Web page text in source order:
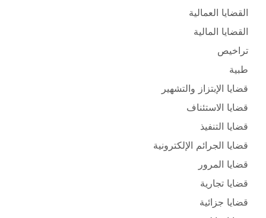
القضايا العمالية
القضايا المالية
تراخيص
طبية
قضايا الإبتزاز والتشهير
قضايا الاستئناف
قضايا التنفيذ
قضايا الجرائم الإلكترونية
قضايا المرور
قضايا تجارية
قضايا جزائية